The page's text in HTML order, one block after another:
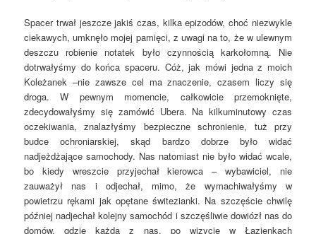
Spacer trwał jeszcze jakiś czas, kilka epizodów, choć niezwykle
ciekawych, umknęło mojej pamięci, z uwagi na to, że w ulewnym
deszczu robienie notatek było czynnością karkołomną. Nie
dotrwałyśmy do końca spaceru. Cóż, jak mówi jedna z moich
Koleżanek –nie zawsze cel ma znaczenie, czasem liczy się
droga. W pewnym momencie, całkowicie przemoknięte,
zdecydowałyśmy się zamówić Ubera. Na kilkuminutowy czas
oczekiwania, znalazłyśmy bezpieczne schronienie, tuż przy
budce ochroniarskiej, skąd bardzo dobrze było widać
nadjeżdżające samochody. Nas natomiast nie było widać wcale,
bo kiedy wreszcie przyjechał kierowca – wybawiciel, nie
zauważył nas i odjechał, mimo, że wymachiwałyśmy w
powietrzu rękami jak opętane świtezianki. Na szczęście chwilę
później nadjechał kolejny samochód i szczęśliwie dowiózł nas do
domów, gdzie każda z nas, po wizycie w Łazienkach